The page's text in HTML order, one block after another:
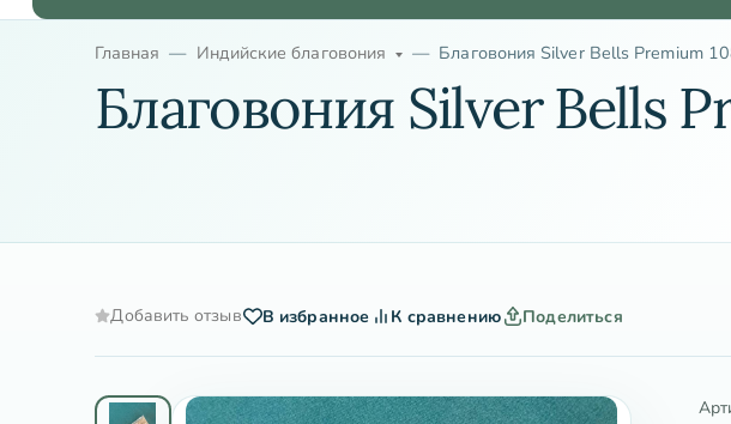
Главная Индийские благовония Благовония Silver Bells Premium
Благовония Silver Bells
Добавить отзыв В избранное К сравнению Поделиться